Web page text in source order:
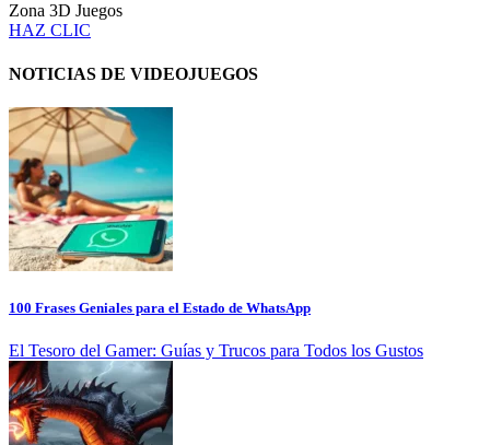
Zona 3D Juegos
HAZ CLIC
NOTICIAS DE VIDEOJUEGOS
100 Frases Geniales para el Estado de WhatsApp
El Tesoro del Gamer: Guías y Trucos para Todos los Gustos